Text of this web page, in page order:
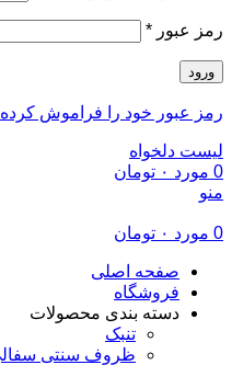
رمز عبور *الزامی
ورود
رمز عبور خود را فراموش
لیست دلخواه
0 مورد ۰ تومان
منو
0 مورد ۰ تومان
صفحه اصلی
فروشگاه
دسته بندی محصولات
تنبک
ظروف سنتی